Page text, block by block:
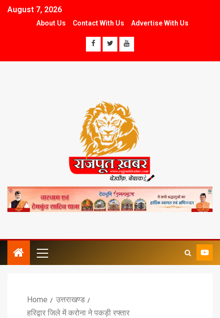
August 7, 2026
About Us Contact With Us Advertise With Us
Home
उत्तराखण्ड
हरिद्वार जिले में करोना ने पकड़ी रफ्तार